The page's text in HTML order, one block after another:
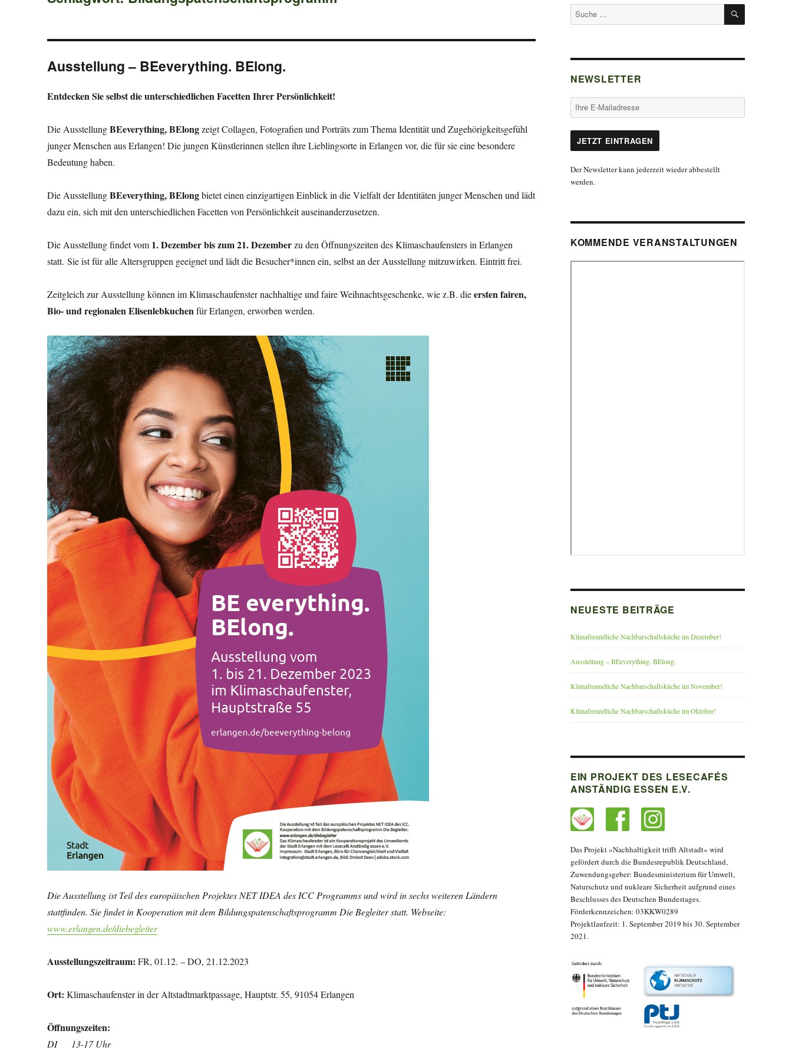
Ausstellung – BEeverything. BElong.
Entdecken Sie selbst die unterschiedlichen Facetten Ihrer Persönlichkeit!
Die AusstellungBEeverything, BElongzeigt Collagen, Fotografien und Porträts zum Thema Identität und Zugehörigkeitsgefühl
junger Menschen aus Erlangen! Die jungen Künstlerinnen stellen ihre Lieblingsorte in Erlangen vor, die für sie eine besondere
Bedeutung haben.
Die AusstellungBEeverything, BElongbietet einen einzigartigen Einblick in die Vielfalt der Identitäten junger Menschen und lädt
dazu ein, sich mit den unterschiedlichen Facetten von Persönlichkeit auseinanderzusetzen.
Die Ausstellung findet vom 1. Dezember bis zum 21. Dezemberzu den Öffnungszeiten des Klimaschaufensters in Erlangen
statt. Sie ist für alle Altersgruppen geeignet und lädt die Besucher*innen ein, selbst an der Ausstellung mitzuwirken. Eintritt frei.
Zeitgleich zur Ausstellung können im Klimaschaufenster nachhaltige und faire Weihnachtsgeschenke, wie z.B. dieersten fairen,
Bio- und regionalen Elisenlebkuchenfür Erlangen, erworben werden.
Die Ausstellung ist Teil des europäischen Projektes NET IDEA des ICC Programms und wird in sechs weiteren Ländern
stattfinden. Sie findet in Kooperation mit dem Bildungspatenschaftsprogramm Die Begleiter statt. Webseite:
www.erlangen.de/diebegleiter
Ausstellungszeitraum: FR, 01.12. – DO, 21.12.2023
Ort: Klimaschaufenster in der Altstadtmarktpassage, Hauptstr. 55, 91054 Erlangen
Öffnungszeiten:
DI 13-17 Uhr
Suche
nach:
SUCHEN
NEWSLETTER
Der Newsletter kann jederzeit wieder abbestellt
werden.
KOMMENDE VERANSTALTUNGEN
NEUESTE BEITRÄGE
Klimafreundliche Nachbarschaftsküche im Dezember!
Ausstellung – BEeverything. BElong.
Klimafreundliche Nachbarschaftsküche im November!
Klimafreundliche Nachbarschaftsküche im Oktober!
EIN PROJEKT DES LESECAFÉS
ANSTÄNDIG ESSEN E.V.
Das Projekt »Nachhaltigkeit trifft Altstadt« wird
gefördert durch die Bundesrepublik Deutschland,
Zuwendungsgeber: Bundesministerium für Umwelt,
Naturschutz und nukleare Sicherheit aufgrund eines
Beschlusses des Deutschen Bundestages.
Förderkennzeichen: 03KKW0289
Projektlaufzeit: 1. September 2019 bis 30. September
2021.